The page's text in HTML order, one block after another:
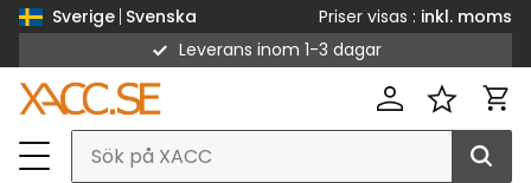
Sverige Svenska Priser visas
inkl. moms
Leverans inom 1-3 dagar